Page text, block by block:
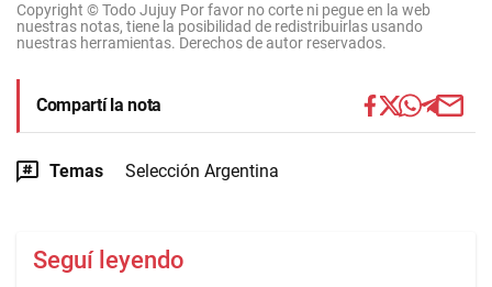
Copyright © Todo Jujuy Por favor no corte ni pegue en la web
nuestras notas, tiene la posibilidad de redistribuirlas usando
nuestras herramientas. Derechos de autor reservados.
Compartí la nota
Temas Selección Argentina
Seguí leyendo